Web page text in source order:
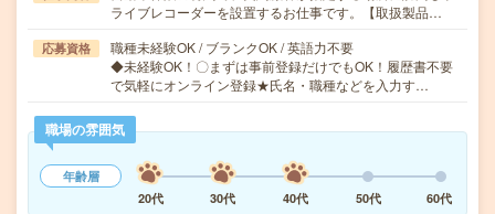
ライブレコーダーを設置するお仕事です。【取扱製品…
応募資格
職種未経験OK / ブランクOK / 英語力不要
◆未経験OK！〇まずは事前登録だけでもOK！履歴書不要
で気軽にオンライン登録★氏名・職種などを入力す…
職場の雰囲気
年齢層
20代
30代 40代 50代 60代